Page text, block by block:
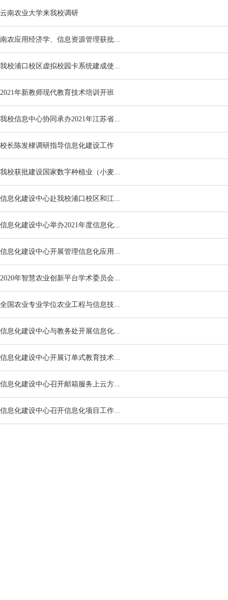
云南农业大学来我校调研
南农应用经济学、信息资源管理获批...
我校浦口校区虚拟校园卡系统建成使...
2021年新教师现代教育技术培训开班
我校信息中心协同承办2021年江苏省...
校长陈发棣调研指导信息化建设工作
我校获批建设国家数字种植业（小麦...
信息化建设中心赴我校浦口校区和江...
信息化建设中心举办2021年度信息化...
信息化建设中心开展管理信息化应用...
2020年智慧农业创新平台学术委员会...
全国农业专业学位农业工程与信息技...
信息化建设中心与教务处开展信息化...
信息化建设中心开展订单式教育技术...
信息化建设中心召开邮箱服务上云方...
信息化建设中心召开信息化项目工作...